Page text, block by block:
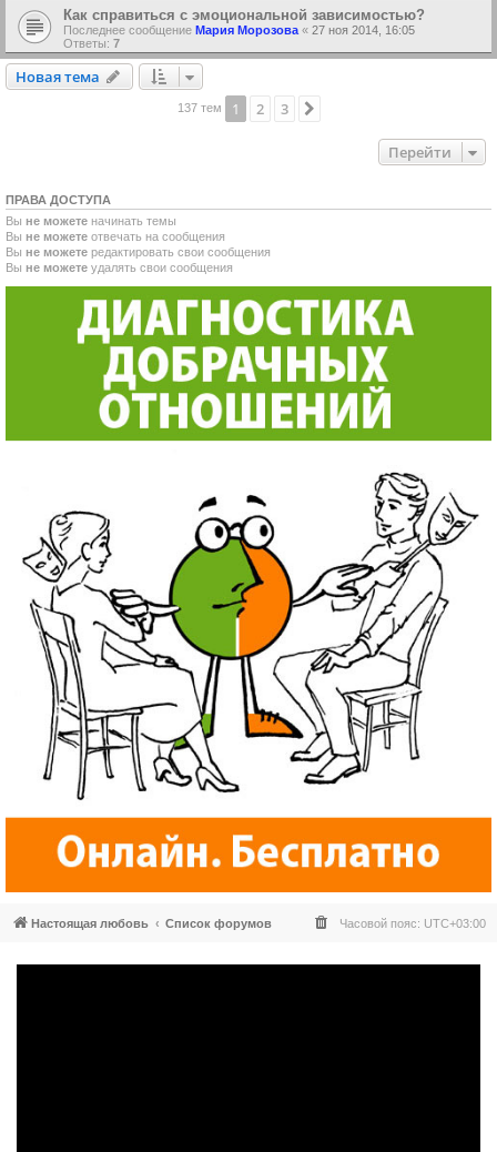
Как справиться с эмоциональной зависимостью?
Последнее сообщение Мария Морозова « 27 ноя 2014, 16:05
Ответы: 7
Новая тема
Новаятема
137 тем 1 2 3
Перейти
ПРАВА ДОСТУПА
Вы не можете начинать темы
Вы не можете отвечать на сообщения
Вы не можете редактировать свои сообщения
Вы не можете удалять свои сообщения
Настоящая любовь Список форумов Часовой пояс: UTC+03:00